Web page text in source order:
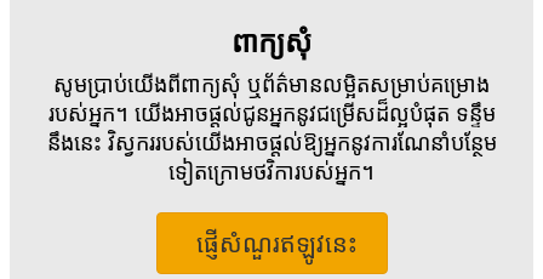
ពាក្យសុំ
សូមប្រាប់យើងពីពាក្យសុំ ឬព័ត៌មានលម្អិតសម្រាប់គម្រោង
របស់អ្នក។ យើងអាចផ្តល់ជូនអ្នកនូវជម្រើសដ៏ល្អបំផុត ទន្ទឹម
នឹងនេះ វិស្វកររបស់យើងអាចផ្តល់ឱ្យអ្នកនូវការណែនាំបន្ថែម
ទៀតក្រោមថវិការបស់អ្នក។
ផ្ញើសំណួរឥឡូវនេះ